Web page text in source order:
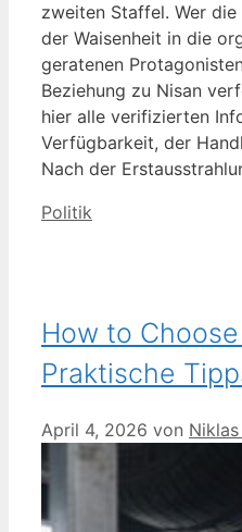
zweiten Staffel. Wer
der Waisenheit in die
geratenen
Beziehung zu Nisan
hier alle verifizierten
Verfügbarkeit, der
Nach der
Kategorien
Politik
How to
Praktische
April 4, 2026 von